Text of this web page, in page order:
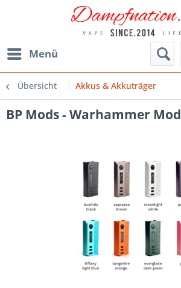
Menü
Übersicht Akkus & Akkuträger
BP Mods - Warhammer Mod